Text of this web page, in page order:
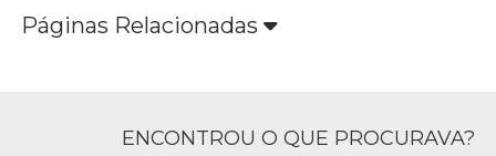
Páginas Relacionadas
ENCONTROU O QUE PROCURAVA?